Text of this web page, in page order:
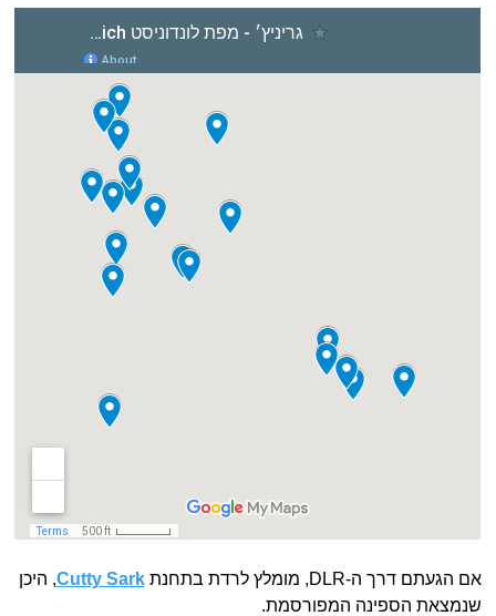
אם הגעתם דרך ה-DLR, מומלץ לרדת בתחנת Cutty Sark, היכן
שנמצאת הספינה המפורסמת.